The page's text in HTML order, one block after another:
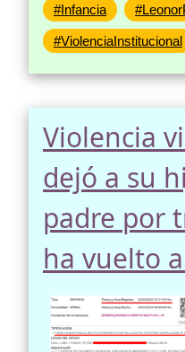
#Infancia
#ViolenciaInstitucional
Violencia
dejó a su
padre por
ha vuelto